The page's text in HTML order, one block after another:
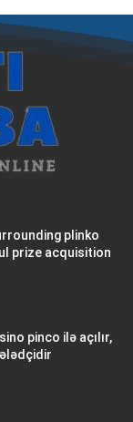
plinko
prize acquisition
pinco ilə açılır,